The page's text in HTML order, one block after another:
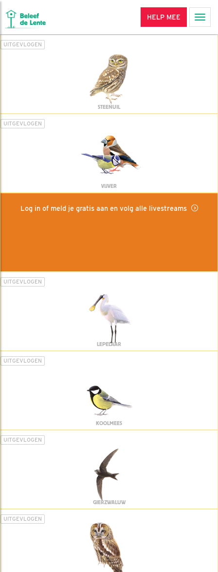
HELP MEE
UITGEVLOGEN
STEENUIL
UITGEVLOGEN
VIJVER
Log in of meld je gratis aan en volg alle livestreams
UITGEVLOGEN
LEPELAAR
UITGEVLOGEN
KOOLMEES
UITGEVLOGEN
GIERZWALUW
UITGEVLOGEN